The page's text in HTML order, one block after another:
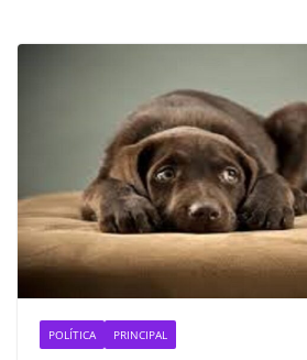
POLÍTICA PRINCIPAL